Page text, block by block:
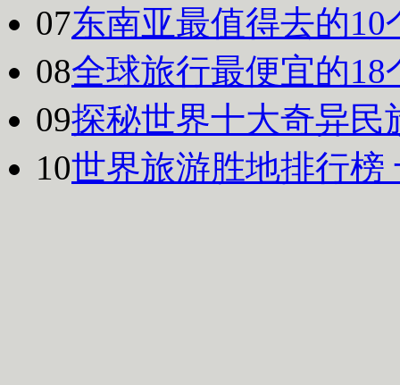
07东南亚最值得去的
08全球旅行最便宜的
09探秘世界十大奇异民
10世界旅游胜地排行榜